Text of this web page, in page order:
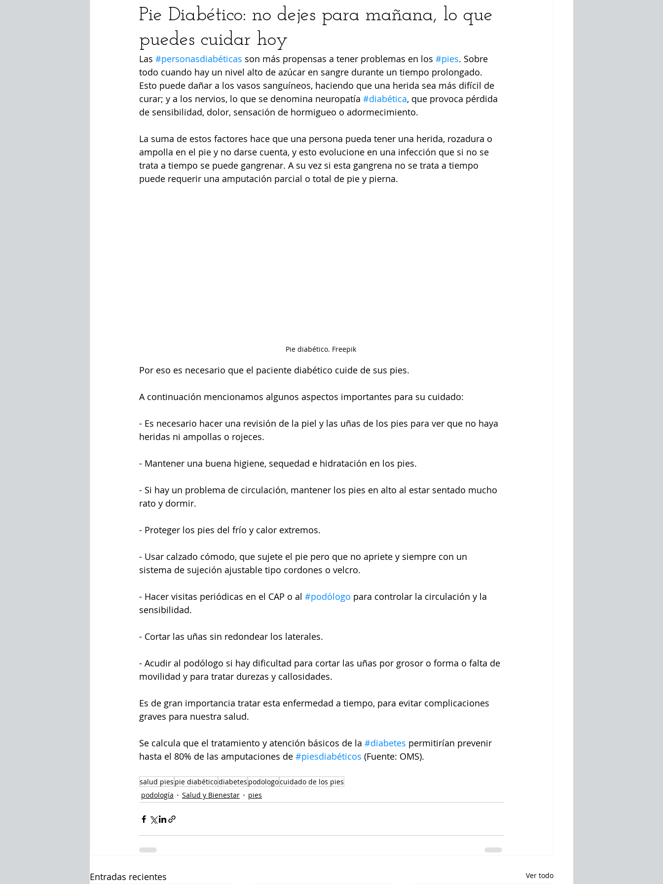
pie diabetico Cuerpo Enfermedades Lesiones
Pie Diabético: no dejes para mañana, lo que
puedes cuidar hoy
Las #personasdiabéticas son más propensas a tener problemas en los #pies. Sobre
todo cuando hay un nivel alto de azúcar en sangre durante un tiempo prolongado.
Esto puede dañar a los vasos sanguíneos, haciendo que una herida sea más difícil de
curar; y a los nervios, lo que se denomina neuropatía #diabética, que provoca pérdida
de sensibilidad, dolor, sensación de hormigueo o adormecimiento.
La suma de estos factores hace que una persona pueda tener una herida, rozadura o
ampolla en el pie y no darse cuenta, y esto evolucione en una infección que si no se
trata a tiempo se puede gangrenar. A su vez si esta gangrena no se trata a tiempo
puede requerir una amputación parcial o total de pie y pierna.
Pie diabético. Freepik
Por eso es necesario que el paciente diabético cuide de sus pies.
A continuación mencionamos algunos aspectos importantes para su cuidado:
- Es necesario hacer una revisión de la piel y las uñas de los pies para ver que no haya
heridas ni ampollas o rojeces.
- Mantener una buena higiene, sequedad e hidratación en los pies.
- Si hay un problema de circulación, mantener los pies en alto al estar sentado mucho
rato y dormir.
- Proteger los pies del frío y calor extremos.
- Usar calzado cómodo, que sujete el pie pero que no apriete y siempre con un
sistema de sujeción ajustable tipo cordones o velcro.
- Hacer visitas periódicas en el CAP o al #podólogo para controlar la circulación y la
sensibilidad.
- Cortar las uñas sin redondear los laterales.
- Acudir al podólogo si hay dificultad para cortar las uñas por grosor o forma o falta de
movilidad y para tratar durezas y callosidades.
Es de gran importancia tratar esta enfermedad a tiempo, para evitar complicaciones
graves para nuestra salud.
Se calcula que el tratamiento y atención básicos de la #diabetes permitirían prevenir
hasta el 80% de las amputaciones de #piesdiabéticos (Fuente: OMS).
salud pies pie diabéticodiabetes podologocuidado de los pies
podología
Salud y Bienestar pies
Entradas recientes Ver todo